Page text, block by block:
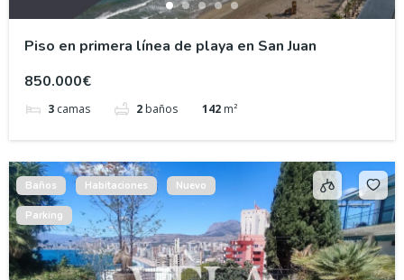
Piso en primera línea de playa en San Juan
850.000€
3 camas 2 baños 142 m²
Baños Habitaciones Nuevo
Parking